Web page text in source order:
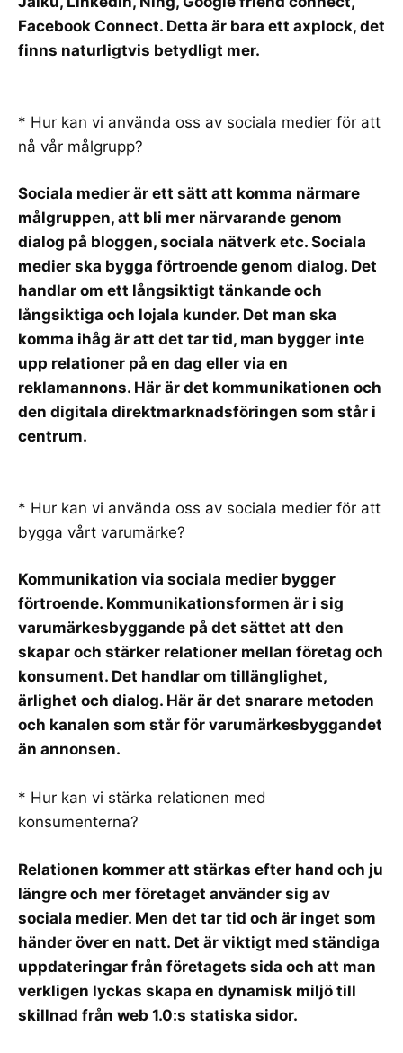
Facebook Connect. Detta är bara ett axplock, det
finns naturligtvis betydligt mer.
* Hur kan vi använda oss av sociala medier för att
nå vår målgrupp?
Sociala medier är ett sätt att komma närmare
målgruppen, att bli mer närvarande genom
dialog på bloggen, sociala nätverk etc. Sociala
medier ska bygga förtroende genom dialog. Det
handlar om ett långsiktigt tänkande och
långsiktiga och lojala kunder. Det man ska
komma ihåg är att det tar tid, man bygger inte
upp relationer på en dag eller via en
reklamannons. Här är det kommunikationen och
den digitala direktmarknadsföringen som står i
centrum.
* Hur kan vi använda oss av sociala medier för att
bygga vårt varumärke?
Kommunikation via sociala medier bygger
förtroende. Kommunikationsformen är i sig
varumärkesbyggande på det sättet att den
skapar och stärker relationer mellan företag och
konsument. Det handlar om tillänglighet,
ärlighet och dialog. Här är det snarare metoden
och kanalen som står för varumärkesbyggandet
än annonsen.
* Hur kan vi stärka relationen med
konsumenterna?
Relationen kommer att stärkas efter hand och ju
längre och mer företaget använder sig av
sociala medier. Men det tar tid och är inget som
händer över en natt. Det är viktigt med ständiga
uppdateringar från företagets sida och att man
verkligen lyckas skapa en dynamisk miljö till
skillnad från web 1.0:s statiska sidor.